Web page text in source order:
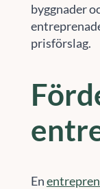
byggnader
prisförslag.
En